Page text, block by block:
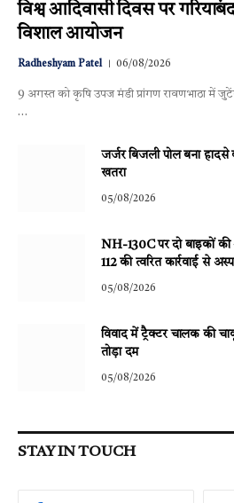
विश्व आदिवासी दिवस पर
विशाल आयोजन
Radheshyam Patel 06/08/2026
9 अगस्त को कृषि उपज मंडी प्रांगण रावणभाठा में
…
जर्जर बिजली पोल बना हादसे
खतरा
05/08/2026
NH-130C पर दो बाइकों
112 की त्वरित कार्रवाई से
05/08/2026
विवाद में ट्रैक्टर चालक की
तोड़ा दम
05/08/2026
STAY IN TOUCH